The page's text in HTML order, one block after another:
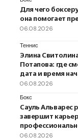
Для чего
она помогает
06.08.2026
Теннис
Элина
Потапова: где
дата и время
06.08.2026
Бокс
Сауль Альварес
завершит
06.08.2026